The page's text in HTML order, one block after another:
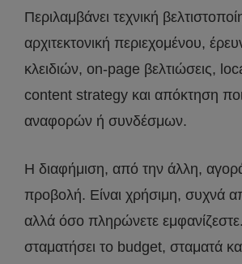
Περιλαμβάνει τεχνική
αρχιτεκτονική περιεχομένου,
κλειδιών, on-page βελτιώσεις,
content strategy και απόκτηση
αναφορών ή συνδέσμων.
Η διαφήμιση, από την άλλη,
προβολή. Είναι χρήσιμη, συχνά
αλλά όσο πληρώνετε
σταματήσει το budget, σταματά